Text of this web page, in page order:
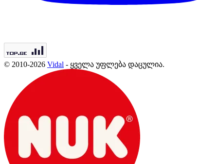
© 2010-2026 Vidal - ყველა უფლება დაცულია.